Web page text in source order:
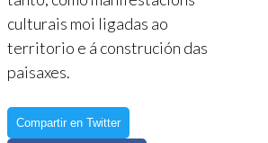
culturais moi ligadas ao
territorio e á construción das
paisaxes.
Compartir en Twitter